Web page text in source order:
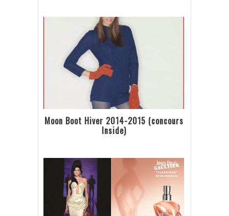
Moon Boot Hiver 2014-2015 (concours
Inside)